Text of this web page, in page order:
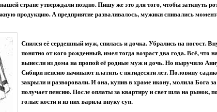
стране утверждали поздно. Пишу же это для того, чтобы заткнуть
продукцию. А предприятие разваливалось, мужики спивались
Спился её сердешный муж, спилась и дочка. Убрались на погост.
понятно от кого рожденный, имел тогда возраст два года. Всё, что
вынесли из дома на пропой её родные муж и дочь. Но выручило
Сибири пенсию начинают платить с пятидесяти лет. Половину
закрыли и разворовали. И она, купив в храме икону, молила Бога
получает пенсию. После оплаты за квартиру и свет шла на рынок,
голые кости и из них варила внуку суп.